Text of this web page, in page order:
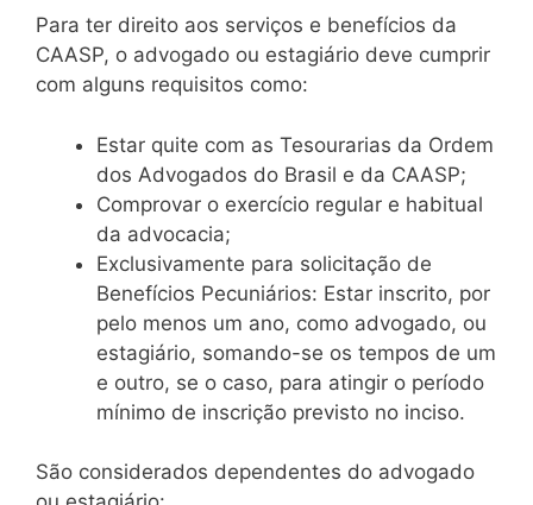
Para ter direito aos serviços e benefícios da
CAASP, o advogado ou estagiário deve cumprir
com alguns requisitos como:
Estar quite com as Tesourarias da Ordem
dos Advogados do Brasil e da CAASP;
Comprovar o exercício regular e habitual
da advocacia;
Exclusivamente para solicitação de
Benefícios Pecuniários: Estar inscrito, por
pelo menos um ano, como advogado, ou
estagiário, somando-se os tempos de um
e outro, se o caso, para atingir o período
mínimo de inscrição previsto no inciso.
São considerados dependentes do advogado